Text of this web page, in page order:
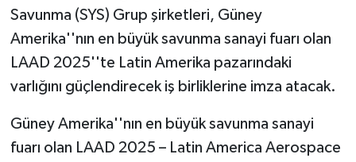
Savunma (SYS) Grup şirketleri, Güney
Amerika''nın en büyük savunma sanayi fuarı olan
LAAD 2025''te Latin Amerika pazarındaki
varlığını güçlendirecek iş birliklerine imza atacak.
Güney Amerika''nın en büyük savunma sanayi
fuarı olan LAAD 2025 – Latin America Aerospace